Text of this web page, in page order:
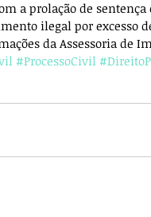
a prolação de
ilegal por excesso
da Assessoria de
#ProcessoCivil